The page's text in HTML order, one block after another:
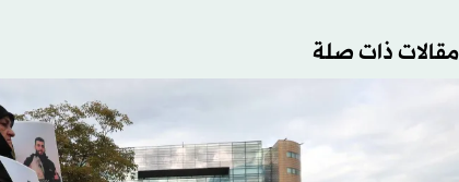
مقالات ذات صلة